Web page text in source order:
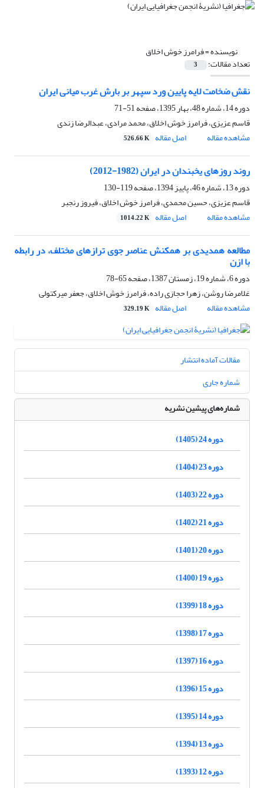
نویسنده =فرامرز خوش اخلاق
تعداد مقالات: 3
نقش ضخامت لایه پایین ورد سپهر بر بارش غرب میانی ایران
دوره 14، شماره 48، بهار 1395، صفحه
51-71
قاسم عزیزی، فرامرز خوش اخلاق، محمد مرادی، عبدالرضا زندی
مشاهده مقاله
اصل مقاله 526.66 K
روند روزهای یخبندان در ایران (1982-2012)
دوره 13، شماره 46، پاییز 1394، صفحه
119-130
قاسم عزیزی، حسین محمدی، فرامرز خوش اخلاق، فیروز رنجبر
مشاهده مقاله
اصل مقاله 1014.22 K
مطالعه همدیدی بر همکنش عناصر جوی ترازهای مختلف، در رابطه
با ازن
دوره 6، شماره 19، زمستان 1387، صفحه
65-78
غلامرضا روشن، زهرا حجازی راده، فرامرز خوش اخلاق، جعفر میرکتولی
مشاهده مقاله
اصل مقاله 329.19 K
مقالات آماده انتشار
شماره جاری
شماره‌های پیشین نشریه
دوره 24 (1405)
دوره 23 (1404)
دوره 22 (1403)
دوره 21 (1402)
دوره 20 (1401)
دوره 19 (1400)
دوره 18 (1399)
دوره 17 (1398)
دوره 16 (1397)
دوره 15 (1396)
دوره 14 (1395)
دوره 13 (1394)
دوره 12 (1393)